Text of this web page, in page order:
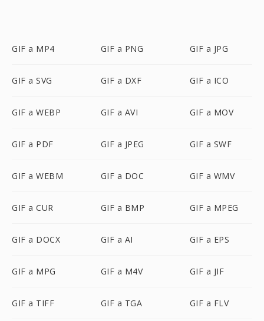
GIF a MP4 GIF a PNG GIF a JPG
GIF a SVG GIF a DXF GIF a ICO
GIF a WEBP GIF a AVI GIF a MOV
GIF a PDF GIF a JPEG GIF a SWF
GIF a WEBM GIF a DOC GIF a WMV
GIF a CUR GIF a BMP GIF a MPEG
GIF a DOCX GIF a AI GIF a EPS
GIF a MPG GIF a M4V GIF a JIF
GIF a TIFF GIF a TGA GIF a FLV